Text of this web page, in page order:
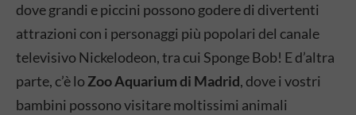
dove grandi e piccini possono godere di divertenti
attrazioni con i personaggi più popolari del canale
televisivo Nickelodeon, tra cui Sponge Bob! E d’altra
parte, c’è lo Zoo Aquarium di Madrid, dove i vostri
bambini possono visitare moltissimi animali